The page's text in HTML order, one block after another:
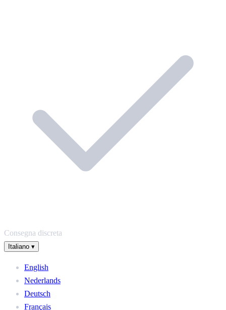
Consegna discreta
Italiano ▾
English
Nederlands
Deutsch
Français